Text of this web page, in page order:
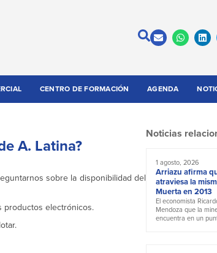
CENTRO DE FORMACIÓN AGENDA
A. Latina?
sobre la disponibilidad del
productos electrónicos.
Noticias
1 agosto, 2026
Arriazu afirma
atraviesa la
Muerta en 2013
El economista
Mendoza que la
encuentra en un